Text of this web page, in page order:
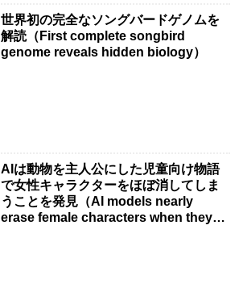
世界初の完全なソングバードゲノムを
解読（First complete songbird
genome reveals hidden biology）
AIは動物を主人公にした児童向け物語
で女性キャラクターをほぼ消してしま
うことを発見（AI models nearly
erase female characters when they